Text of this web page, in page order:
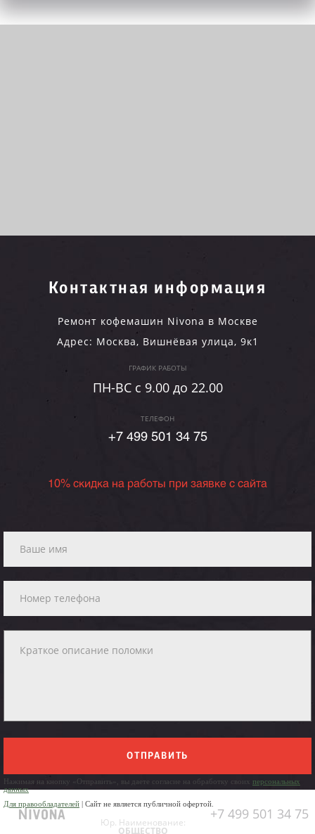
Контактная информация
Ремонт кофемашин Nivona в Москве
Адрес: Москва, Вишнёвая улица, 9к1
ГРАФИК РАБОТЫ
ПН-ВC c 9.00 до 22.00
ТЕЛЕФОН
+7 499 501 34 75
10% скидка на работы при заявке с сайта
ОТПРАВИТЬ
Нажимая на кнопку «Отправить», вы даете согласие на обработку своих персональных
данных
Для правообладателей | Сайт не является публичной офертой.
+7 499 501 34 75
Юр. Наименование:
ОБЩЕСТВО